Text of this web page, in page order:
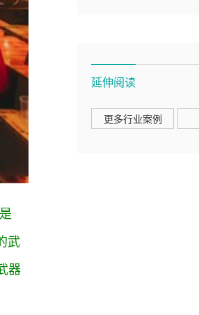
武
器
延伸阅读
更多行业案例